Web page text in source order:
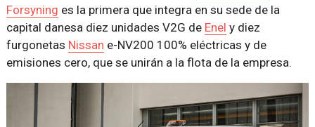
Forsyning es la primera que integra en su sede de la
capital danesa diez unidades V2G de Enel y diez
furgonetas Nissan e-NV200 100% eléctricas y de
emisiones cero, que se unirán a la flota de la empresa.